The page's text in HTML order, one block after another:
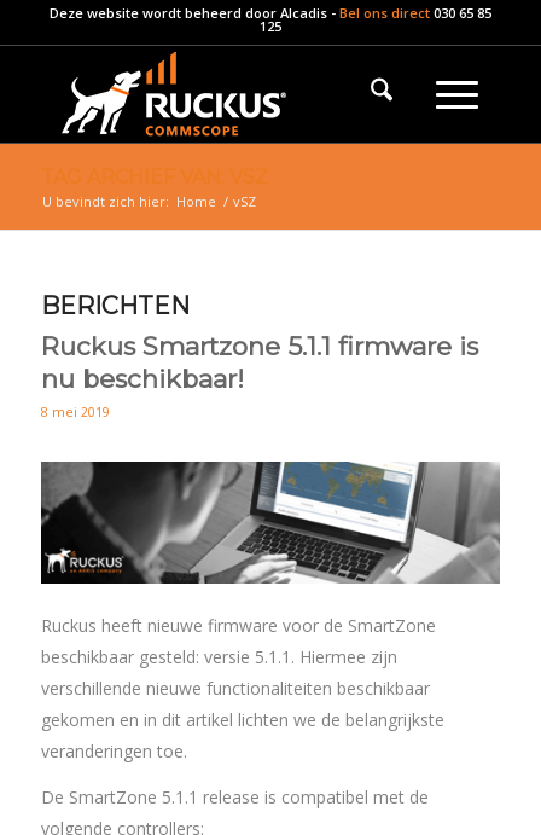
Deze website wordt beheerd door Alcadis- Bel ons direct 030 65 85
125
U bevindt zich hier: Home / vSZ
BERICHTEN
Ruckus Smartzone 5.1.1 firmware is
nu beschikbaar!
8 mei 2019
Ruckus heeft nieuwe firmware voor de SmartZone
beschikbaar gesteld: versie 5.1.1. Hiermee zijn
verschillende nieuwe functionaliteiten beschikbaar
gekomen en in dit artikel lichten we de belangrijkste
veranderingen toe.
De SmartZone 5.1.1 release is compatibel met de
volgende controllers: